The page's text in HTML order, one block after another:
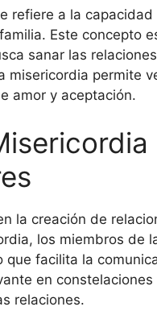
refiere a la
Este concepto
sanar las
misericordia permite
amor y aceptación.
la creación de
los miembros de
facilita la
en
relaciones.